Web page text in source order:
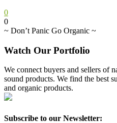
0
0
~ Don’t Panic Go Organic ~
Watch Our Portfolio
We connect buyers and sellers of
sound products. We find the best
and organic products.
Subscribe to our Newsletter: